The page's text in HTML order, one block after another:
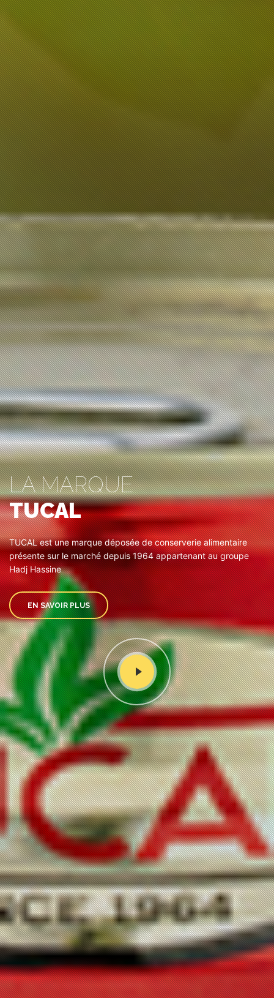
LA MARQUE
TUCAL
TUCAL est une marque déposée de conserverie alimentaire
présente sur le marché depuis 1964 appartenant au groupe
Hadj Hassine
EN SAVOIR PLUS